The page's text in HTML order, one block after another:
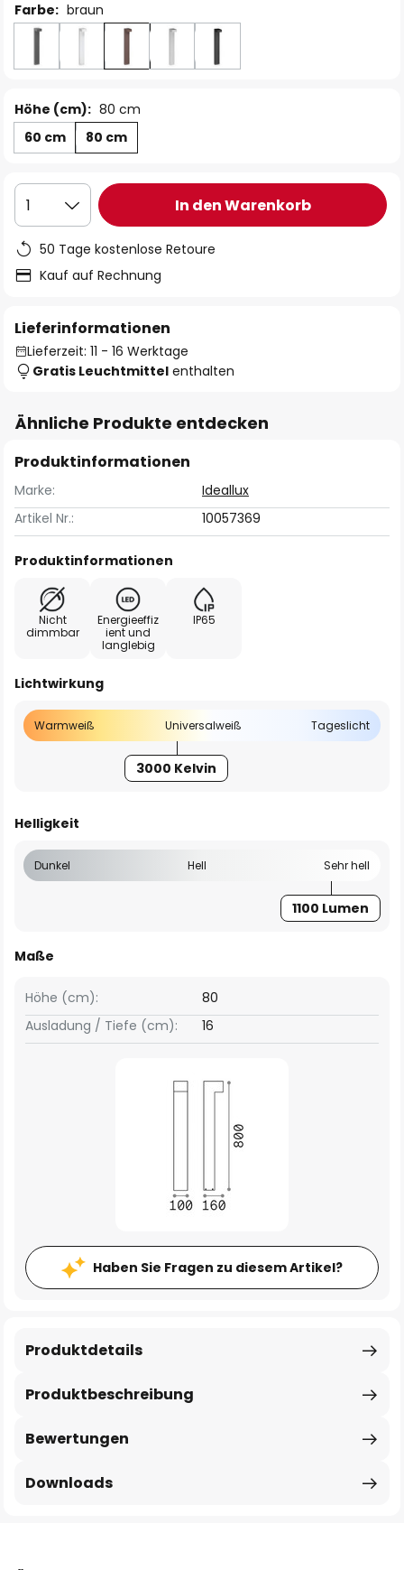
Farbe: braun
Höhe (cm): 80 cm
60 cm
80 cm
1 In den Warenkorb
50 Tage kostenlose Retoure
Kauf auf Rechnung
Lieferinformationen
Lieferzeit: 11 - 16 Werktage
Gratis Leuchtmittel enthalten
Ähnliche Produkte entdecken
Produktinformationen
Marke:
Ideallux
Artikel Nr.:
10057369
Produktinformationen
Nicht
dimmbar
Energieeffiz
ient und
langlebig
IP65
Lichtwirkung
Warmweiß Universalweiß Tageslicht
3000 Kelvin
Helligkeit
Dunkel Hell Sehr hell
1100 Lumen
Maße
Höhe (cm):
80
Ausladung / Tiefe (cm):
16
Haben Sie Fragen zu diesem Artikel?
Produktbeschreibung
Produktdetails
Bewertungen
Downloads